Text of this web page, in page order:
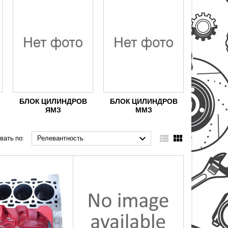
БЛОК ЦИЛИНДРОВ
ЯМЗ
БЛОК ЦИЛИНДРОВ
ММЗ
по: Релевантность   